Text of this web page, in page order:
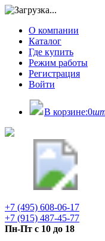
О компании
Каталог
Где купить
Режим работы
Регистрация
Войти
В корзине:0
+7 (495) 608-06-17
+7 (915) 487-45-77
Пн-Пт с 10 до 18